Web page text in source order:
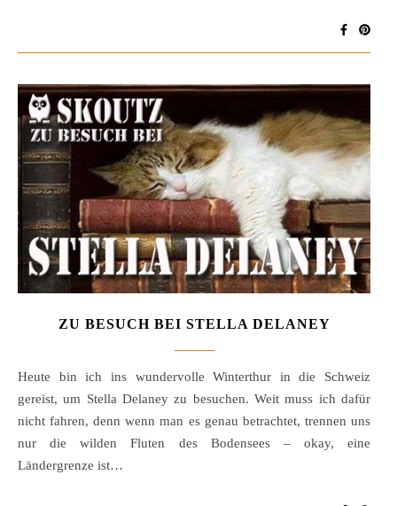
ZU BESUCH BEI STELLA DELANEY
Heute bin ich ins wundervolle Winterthur in die Schweiz
gereist, um Stella Delaney zu besuchen. Weit muss ich dafür
nicht fahren, denn wenn man es genau betrachtet, trennen uns
nur die wilden Fluten des Bodensees – okay, eine
Ländergrenze ist…